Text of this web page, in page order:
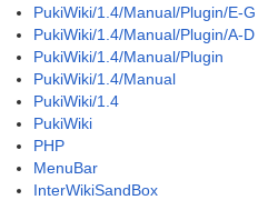
PukiWiki/1.4/Manual/Plugin/E-G
PukiWiki/1.4/Manual/Plugin/A-D
PukiWiki/1.4/Manual/Plugin
PukiWiki/1.4/Manual
PukiWiki/1.4
PukiWiki
PHP
MenuBar
InterWikiSandBox